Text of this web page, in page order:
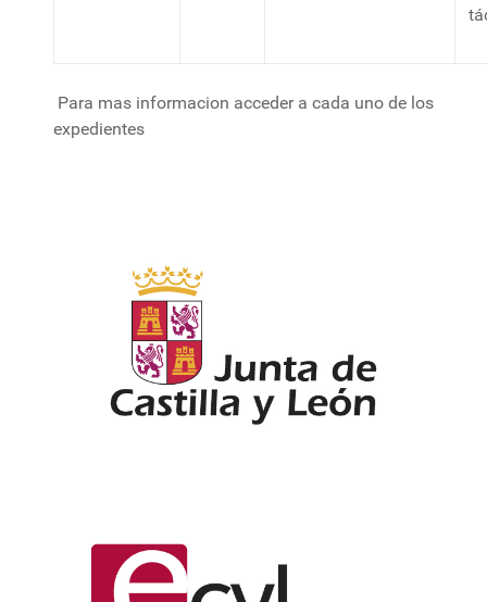
Para mas informacion acceder a cada uno de los
expedientes